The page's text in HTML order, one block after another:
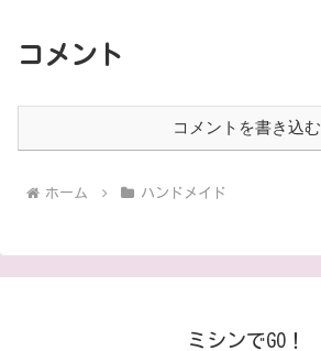
コメント
コメントを書き込む
ホーム ハンドメイド
ミシンでGO！